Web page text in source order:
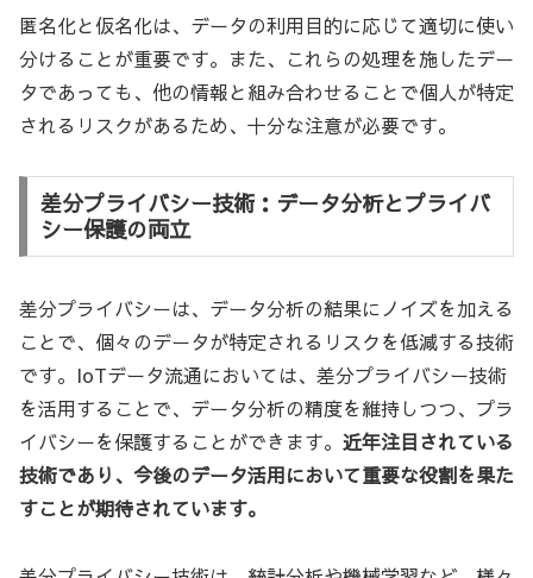
匿名化と仮名化は、データの利用目的に応じて適切に使い
分けることが重要です。また、これらの処理を施したデー
タであっても、他の情報と組み合わせることで個人が特定
されるリスクがあるため、十分な注意が必要です。
差分プライバシー技術：データ分析とプライバ
シー保護の両立
差分プライバシーは、データ分析の結果にノイズを加える
ことで、個々のデータが特定されるリスクを低減する技術
です。IoTデータ流通においては、差分プライバシー技術
を活用することで、データ分析の精度を維持しつつ、プラ
イバシーを保護することができます。 近年注目されている
技術であり、今後のデータ活用において重要な役割を果た
すことが期待されています。